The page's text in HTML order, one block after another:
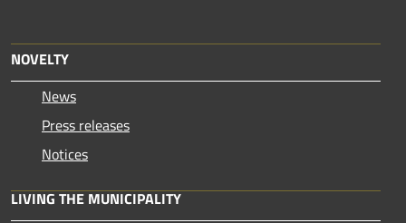
NOVELTY
News
Press releases
Notices
LIVING THE MUNICIPALITY